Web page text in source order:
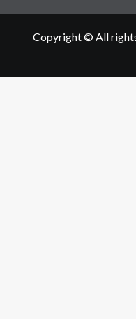
Copyright © All